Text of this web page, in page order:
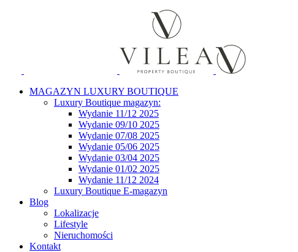
MAGAZYN LUXURY BOUTIQUE
Luxury Boutique magazyn:
Wydanie 11/12 2025
Wydanie 09/10 2025
Wydanie 07/08 2025
Wydanie 05/06 2025
Wydanie 03/04 2025
Wydanie 01/02 2025
Wydanie 11/12 2024
Luxury Boutique E-magazyn
Blog
Lokalizacje
Lifestyle
Nieruchomości
Kontakt